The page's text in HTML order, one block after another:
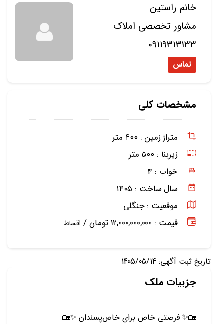
خانم راستین
مشاور تخصصی املاک
09119313133
تماس
مشخصات کلی
متراژ زمین : ۴۰۰ متر
زیربنا : ۵۰۰ متر
خواب : ۴
سال ساخت : ۱۴۰۵
موقعیت : جنگلی
قیمت : 12,000,000,000 تومان /
اقساط
تاریخ ثبت آگهی: 1405/05/14
جزییات ملک
🏡✨ فرصتی خاص برای خاص‌پسندان ✨🏡